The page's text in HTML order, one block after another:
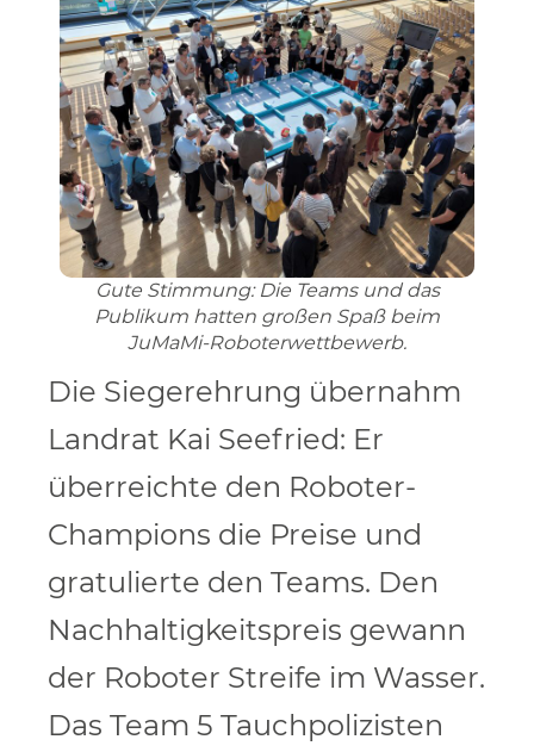
Gute Stimmung: Die Teams und das
Publikum hatten großen Spaß beim
JuMaMi-Roboterwettbewerb.
Die Siegerehrung übernahm
Landrat Kai Seefried: Er
überreichte den Roboter-
Champions die Preise und
gratulierte den Teams. Den
Nachhaltigkeitspreis gewann
der Roboter Streife im Wasser.
Das Team 5 Tauchpolizisten